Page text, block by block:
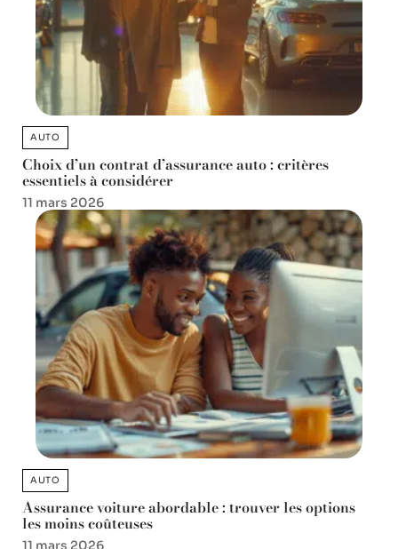
AUTO
Choix d’un contrat d’assurance auto : critères
essentiels à considérer
11 mars 2026
AUTO
Assurance voiture abordable : trouver les options
les moins coûteuses
11 mars 2026